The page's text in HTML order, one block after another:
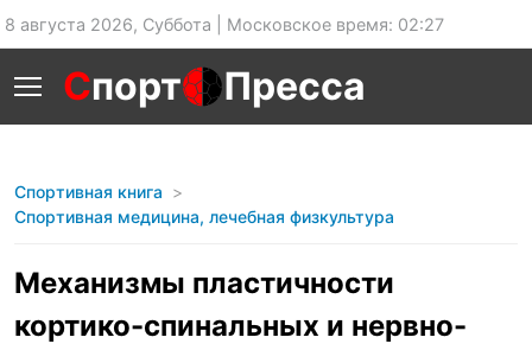
8 августа 2026, Суббота | Московское время: 02:27
Спорт Пресса
Спортивная книга
Спортивная медицина, лечебная физкультура
Механизмы пластичности
кортико-спинальных и нервно-